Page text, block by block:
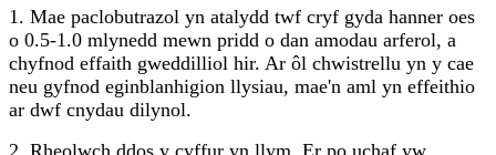
1. Mae paclobutrazol yn atalydd twf cryf gyda hanner oes
o 0.5-1.0 mlynedd mewn pridd o dan amodau arferol, a
chyfnod effaith gweddilliol hir. Ar ôl chwistrellu yn y cae
neu gyfnod eginblanhigion llysiau, mae'n aml yn effeithio
ar dwf cnydau dilynol.
2. Rheolwch ddos ​​y cyffur yn llym. Er po uchaf yw